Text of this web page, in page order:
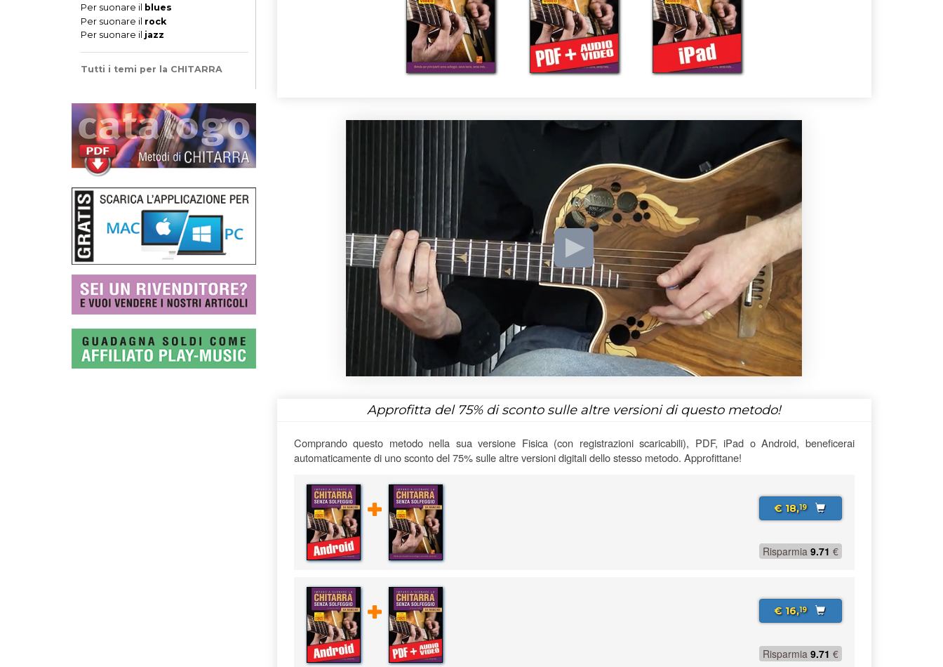
Per suonare il blues
Per suonare il rock
Per suonare il jazz
Tutti i temi per la CHITARRA
Approfitta del 75%di sconto sulle altre versioni di questo metodo!
Comprando questo metodo nella sua versione Fisica (con registrazioni scaricabili), PDF, iPad o Android, beneficerai
automaticamente di uno sconto del 75% sulle altre versioni digitali dello stesso metodo. Approfittane!
€ 18,19
Risparmia 9.71 €
€ 16,19
Risparmia 9.71 €